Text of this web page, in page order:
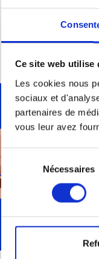
Ce site web utilise
Les cookies nous
sociaux et
partenaires de
vous leur avez
Sélection
du
consentement
Nécessaires
06